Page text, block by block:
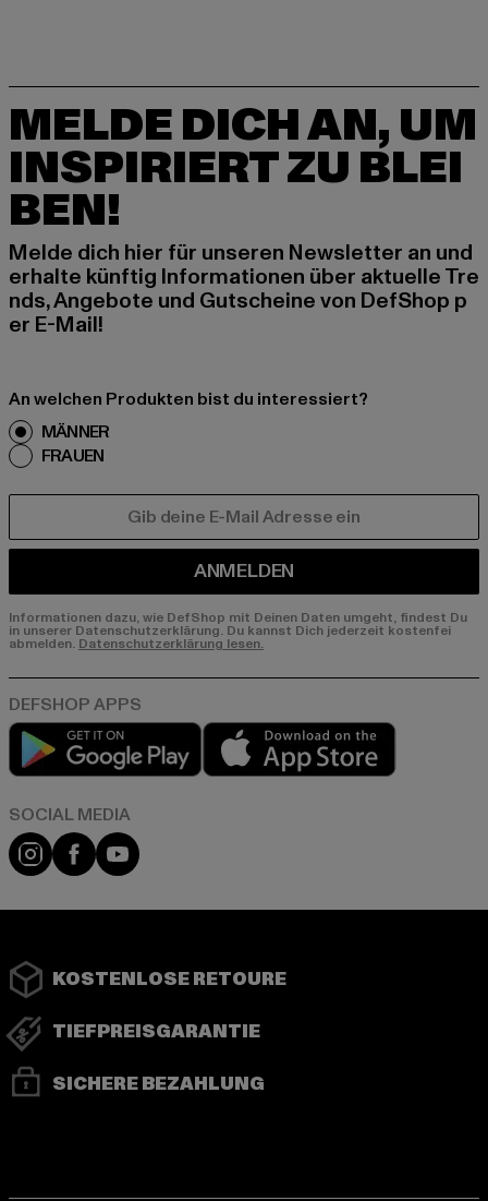
MELDE DICH AN, UM
INSPIRIERT ZU BLEI
BEN!
Melde dich hier für unseren Newsletter an und
erhalte künftig Informationen über aktuelle Tre
nds, Angebote und Gutscheine von DefShop p
er E-Mail!
An welchen Produkten bist du interessiert?
MÄNNER
FRAUEN
ANMELDEN
Informationen dazu, wie DefShop mit Deinen Daten umgeht, findest Du
in unserer Datenschutzerklärung. Du kannst Dich jederzeit kostenfei
abmelden. Datenschutzerklärung lesen.
Play market
Instagram
FacebookYouTube
KOSTENLOSE RETOURE
TIEFPREISGARANTIE
SICHERE BEZAHLUNG